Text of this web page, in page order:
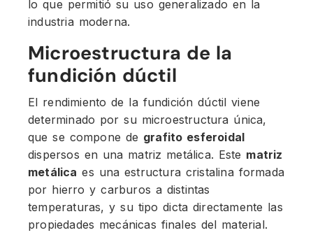
lo que permitió su uso generalizado en la
industria moderna.
Microestructura de la
fundición dúctil
El rendimiento de la fundición dúctil viene
determinado por su microestructura única,
que se compone de grafito esferoidal
dispersos en una matriz metálica. Este matriz
metálica es una estructura cristalina formada
por hierro y carburos a distintas
temperaturas, y su tipo dicta directamente las
propiedades mecánicas finales del material.